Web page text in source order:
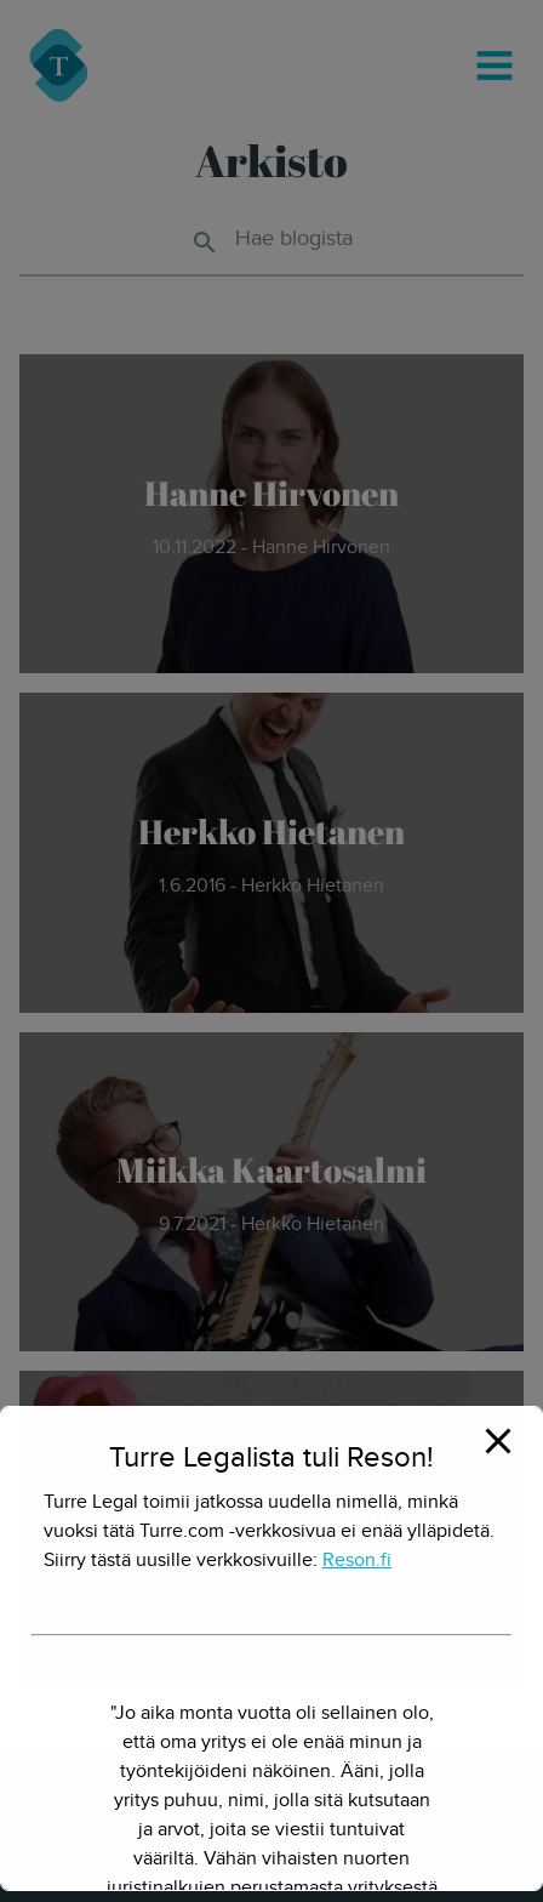
Turre Legal
MENU
Arkisto
Hae blogista
Hanne Hirvonen
10.11.2022 - Hanne Hirvonen
Herkko Hietanen
1.6.2016 - Herkko Hietanen
Miikka Kaartosalmi
9.7.2021 - Herkko Hietanen
Uusi työntekijä
18.3.2019 - Herkko Hietanen
Ota yhteyttä
Turre Legalista tuli Reson!
Turre Legal toimii jatkossa uudella nimellä, minkä
vuoksi tätä Turre.com -verkkosivua ei enää ylläpidetä.
Siirry tästä uusille verkkosivuille: Reson.fi
"Jo aika monta vuotta oli sellainen olo,
että oma yritys ei ole enää minun ja
työntekijöideni näköinen. Ääni, jolla
yritys puhuu, nimi, jolla sitä kutsutaan
ja arvot, joita se viestii tuntuivat
vääriltä. Vähän vihaisten nuorten
juristinalkujen perustamasta yrityksestä